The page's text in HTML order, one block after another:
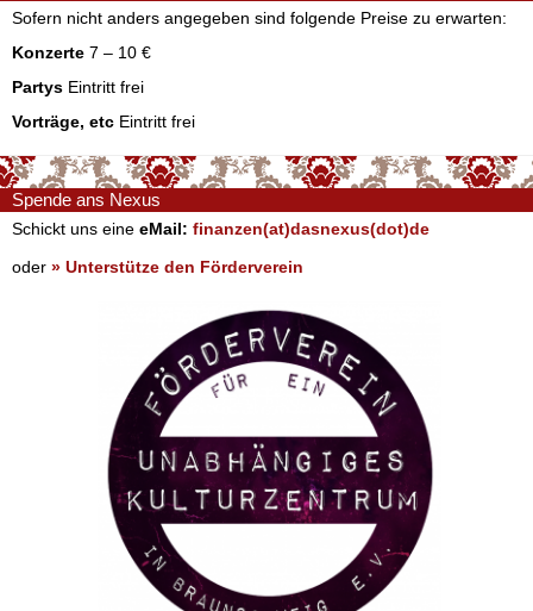
Sofern nicht anders angegeben sind folgende Preise zu erwarten:
Konzerte 7 – 10 €
Partys Eintritt frei
Vorträge, etc Eintritt frei
Spende ans Nexus
Schickt uns eine eMail: finanzen(at)dasnexus(dot)de
oder » Unterstütze den Förderverein